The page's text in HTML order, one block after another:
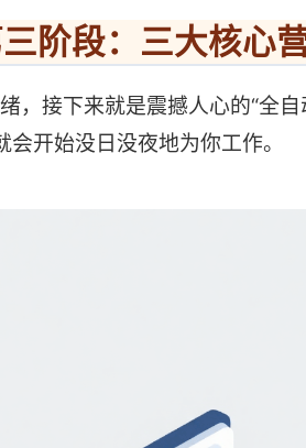
阶段：三大核心
，接下来就是震撼人心的“全
会开始没日没夜地为你工作。